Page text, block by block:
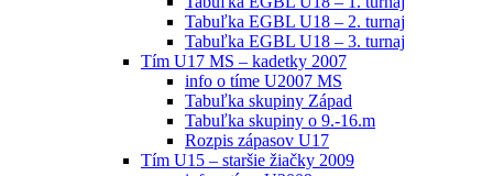
Tabuľka EGBL U18 – 2. turnaj
Tabuľka EGBL U18 – 3. turnaj
Tím U17 MS – kadetky 2007
info o tíme U2007 MS
Tabuľka skupiny Západ
Tabuľka skupiny o 9.-16.m
Rozpis zápasov U17
Tím U15 – staršie žiačky 2009